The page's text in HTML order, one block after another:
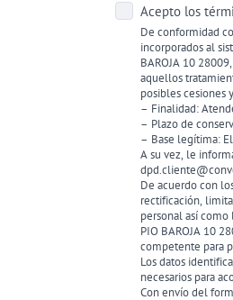
privacidad
(Obligatorio)
Términos
condiciones
(Obligatorio)
Acepto los
De conformidad
incorporados al
BAROJA 10
aquellos
posibles cesiones
– Finalidad:
– Plazo de
– Base legítima:
A su vez, le
De acuerdo con
rectificación,
personal así
PIO BAROJA 10
competente para
Los datos
necesarios para
Con envío del